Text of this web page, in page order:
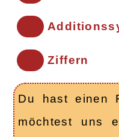
Ziffern
Du hast einen
möchtest uns